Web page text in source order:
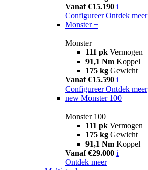
Vanaf €15.190 i
Configureer Ontdek meer
Monster +
Monster +
111 pk Vermogen
91,1 Nm Koppel
175 kg Gewicht
Vanaf €15.590 i
Configureer Ontdek meer
new Monster 100
Monster 100
111 pk Vermogen
175 kg Gewicht
91,1 Nm Koppel
Vanaf €29.000 i
Ontdek meer